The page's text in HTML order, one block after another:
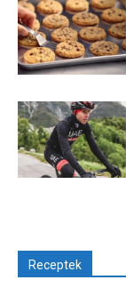
Receptek